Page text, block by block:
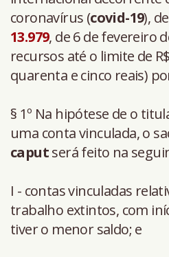
coronavírus (covid-19),
13.979, de 6 de fevereiro
recursos até o limite de
quarenta e cinco reais)
§ 1º Na hipótese de o
uma conta vinculada, o
caputserá feito na
I - contas vinculadas
trabalho extintos, com
tiver o menor saldo; e